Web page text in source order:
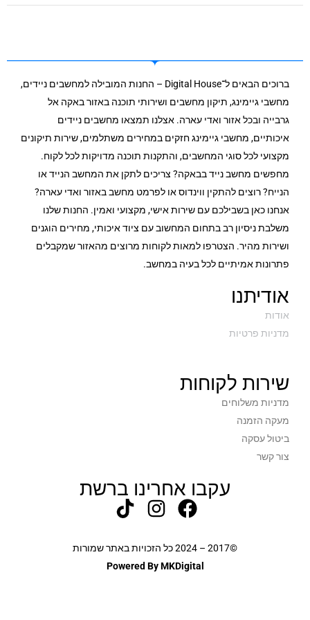
ברוכים הבאים ל־Digital House – החנות המובילה למחשבים ניידים,
מחשבי גיימינג, תיקון מחשבים ושירותי תוכנה באזור באקה אל
גרבייה ובכל אזור ואדי עארה. אצלנו תמצאו מחשבים ניידים
איכותיים, מחשבי גיימינג חזקים במחירים משתלמים, שירות תיקונים
מקצועי לכל סוגי המחשבים, והתקנות תוכנה מדויקות לכל לקוח.
מחפשים מחשב נייד בבאקה? צריכים לתקן את המחשב הנייד או
הנייח? רוצים להתקין ווינדוס או לפרמט מחשב באזור ואדי עארה?
אנחנו כאן בשבילכם עם שירות אישי, מקצועי ואמין. החנות שלנו
משלבת ניסיון רב בתחום המחשוב עם ציוד איכותי, מחירים הוגנים
ושירות מהיר. הצטרפו למאות לקוחות מרוצים מהאזור שמקבלים
פתרונות אמיתיים לכל בעיה במחשב.
אודיתנו
אודות
מדניות פרטיות
שירות לקוחות
מדניות משלוחים
מעקה הזמנה
ביטול עסקה
צור קשר
עקבו אחרינו ברשת
©2017 – 2024 כל הזכויות באתר שמורות
Powered By MKDigital